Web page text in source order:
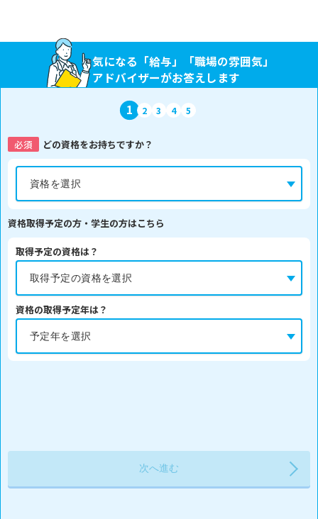
気になる「給与」「職場の雰囲気」
アドバイザーがお答えします
1 2 3 4 5
必須 どの資格をお持ちですか？
資格取得予定の方・学生の方はこちら
取得予定の資格は？
資格の取得予定年は？